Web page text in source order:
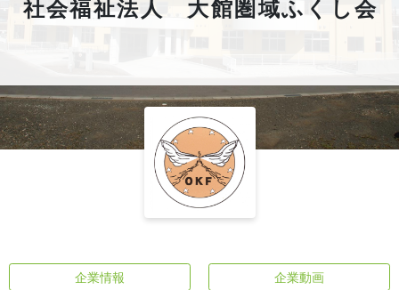
社会福祉法人 大館圏域ふくし会
企業情報 企業動画